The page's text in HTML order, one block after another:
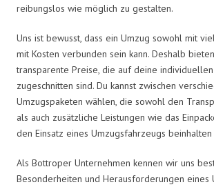
reibungslos wie möglich zu gestalten.
Uns ist bewusst, dass ein Umzug sowohl mit
mit Kosten verbunden sein kann. Deshalb
transparente Preise, die auf deine
zugeschnitten sind. Du kannst zwischen
Umzugspaketen wählen, die sowohl den
als auch zusätzliche Leistungen wie das
den Einsatz eines Umzugsfahrzeugs beinhalten
Als Bottroper Unternehmen kennen wir uns
Besonderheiten und Herausforderungen eines